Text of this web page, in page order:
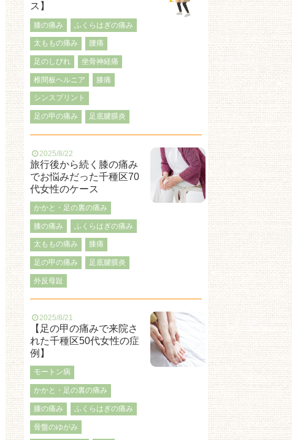
ス】
膝の痛み ふくらはぎの痛み
太ももの痛み 腰痛
足のしびれ 坐骨神経痛
椎間板ヘルニア 膝痛
シンスプリント
足の甲の痛み 足底腱膜炎
2025/8/22
旅行後から続く膝の痛み
でお悩みだった千種区70
代女性のケース
かかと・足の裏の痛み
膝の痛み ふくらはぎの痛み
太ももの痛み 膝痛
足の甲の痛み 足底腱膜炎
外反母趾
2025/8/21
【足の甲の痛みで来院さ
れた千種区50代女性の症
例】
モートン病
かかと・足の裏の痛み
膝の痛み ふくらはぎの痛み
骨盤のゆがみ